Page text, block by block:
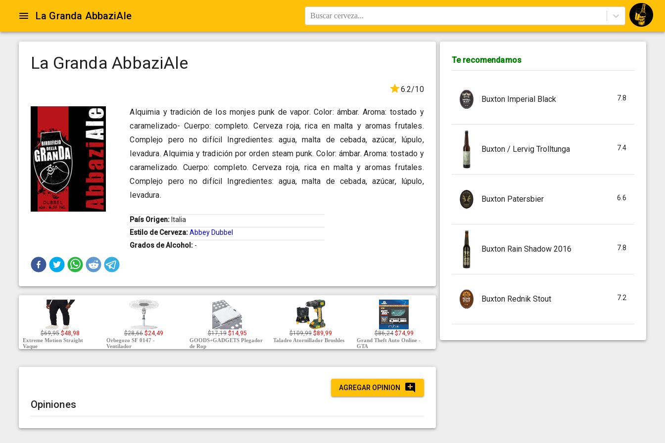
La Granda AbbaziAle Buscar cerveza...
La Granda AbbaziAle
6.2/10
Alquimia y tradición de los monjes punk de vapor. Color: ámbar. Aroma: tostado y
caramelizado- Cuerpo: completo. Cerveza roja, rica en malta y aromas frutales.
Complejo pero no difícil Ingredientes: agua, malta de cebada, azúcar, lúpulo,
levadura. Alquimia y tradición por orden steam punk. Color: ámbar. Aroma: tostado y
caramelizado. Cuerpo: completo. Cerveza roja, rica en malta y aromas frutales.
Complejo pero no difícil Ingredientes: agua, malta de cebada, azúcar, lúpulo,
levadura.
País Origen: Italia
Estilo de Cerveza:Abbey Dubbel
Grados de Alcohol: -
$69,95 $48,98
Extreme Motion Straight
Vaque
$28,66 $24,49
Orbegozo SF 0147 -
Ventilador
$17,19 $14,95
GOODS+GADGETS Plegador
de Rop
$109,99 $89,99
Taladro Atornillador Brushles
$86,24 $74,99
Grand Theft Auto Online -
GTA
AGREGAR OPINION
Opiniones
Te recomendamos
Buxton Imperial Black 7.8
Buxton / Lervig Trolltunga 7.4
Buxton Patersbier 6.6
Buxton Rain Shadow 2016 7.8
Buxton Rednik Stout 7.2